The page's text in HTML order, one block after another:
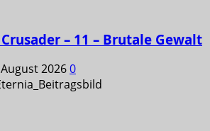
– 11 – Brutale Gewalt
20260